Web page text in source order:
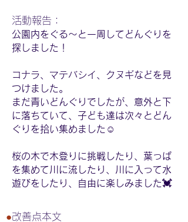
活動報告：
公園内をぐる～と一周してどんぐりを
探しました！
コナラ、マテバシイ、クヌギなどを見
つけました。
まだ青いどんぐりでしたが、意外と下
に落ちていて、子ども達は次々とどん
ぐりを拾い集めました☺️
桜の木で木登りに挑戦したり、葉っぱ
を集めて川に流したり、川に入って水
遊びをしたり、自由に楽しみました💓
●改善点本文